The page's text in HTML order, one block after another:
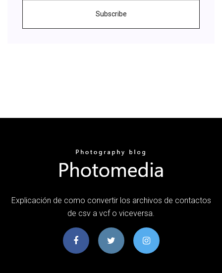
Subscribe
Explicación de como convertir los archivos de contactos
de csv a vcf o viceversa.